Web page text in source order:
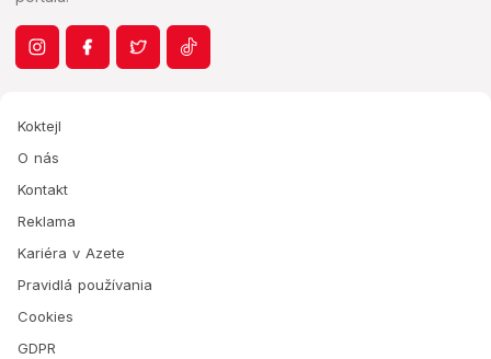
Koktejl
O nás
Kontakt
Reklama
Kariéra v Azete
Pravidlá používania
Cookies
GDPR